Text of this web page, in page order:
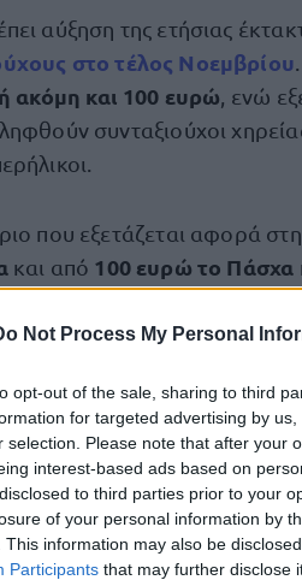
Not Process My Personal
opt-out of the sale, sharing to third
for targeted advertising by
selection. Please note that after your
interest-based ads based on
to third parties prior to your
of your personal information by
This information may also be
Participants that may further disclose
αύξηση της ετήσιας
στοτέλος Νοεμβρίου
ακόμη και 100 ευρώ , ενώ
συνταξιούχοι
που εξετάζεται αφορά
και από 100 ευρώ το Πάσχα
αναμένεται να
που φέρνει το
μέτρα στήριξης, το
αναμένεται να
στο ασφαλιστικό